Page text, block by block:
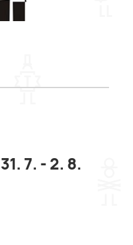
7. - 2. 8.